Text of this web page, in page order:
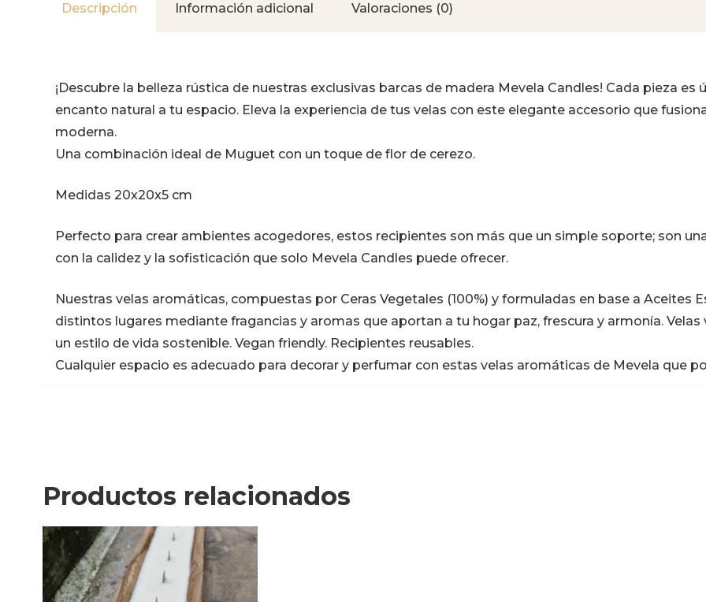
Descripción Información adicional Valoraciones (0)
¡Descubre la belleza rústica de nuestras exclusivas barcas de madera Mevela Candles! Cada pieza
encanto natural a tu espacio. Eleva la experiencia de tus velas con este elegante accesorio que
moderna.
Una combinación ideal de Muguet con un toque de flor de cerezo.
Medidas 20x20x5 cm
Perfecto para crear ambientes acogedores, estos recipientes son más que un simple soporte; son
con la calidez y la sofisticación que solo Mevela Candles puede ofrecer.
Nuestras velas aromáticas, compuestas por Ceras Vegetales (100%) y formuladas en base a Aceites
distintos lugares mediante fragancias y aromas que aportan a tu hogar paz, frescura y armonía.
un estilo de vida sostenible. Vegan friendly. Recipientes reusables.
Cualquier espacio es adecuado para decorar y perfumar con estas velas aromáticas de Mevela que
Productos relacionados